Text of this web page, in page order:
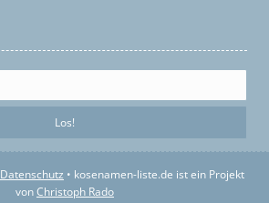
Datenschutz • kosenamen-liste.de ist ein Projekt
vonChristoph Rado